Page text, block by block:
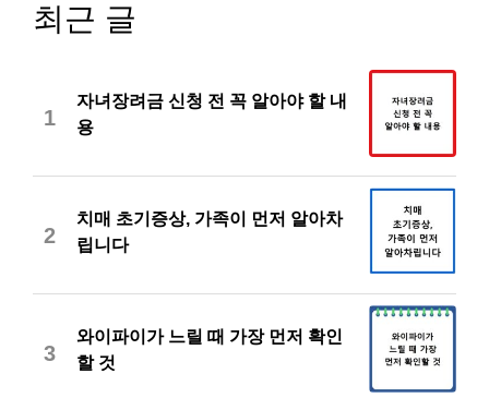
최근 글
1
자녀장려금 신청 전 꼭 알아야 할 내
용
2
치매 초기증상, 가족이 먼저 알아차
립니다
3
와이파이가 느릴 때 가장 먼저 확인
할 것